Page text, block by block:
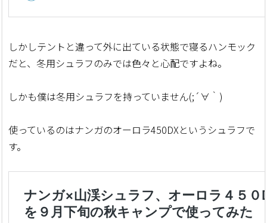
しかしテントと違って外に出ている状態で寝るハンモック
だと、冬用シュラフのみでは色々と心配ですよね。
しかも僕は冬用シュラフを持っていません(;´∀｀)
使っているのはナンガのオーロラ450DXというシュラフで
す。